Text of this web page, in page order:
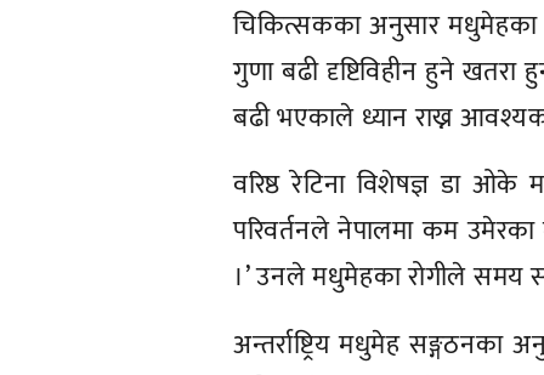
चिकित्सकका अनुसार मधुमेहका
गुणा बढी दृष्टिविहीन हुने
बढी भएकाले ध्यान राख्न
वरिष्ठ रेटिना विशेषज्ञ डा
परिवर्तनले नेपालमा कम
।’ उनले मधुमेहका रोगीले समय
अन्तर्राष्ट्रिय मधुमेह